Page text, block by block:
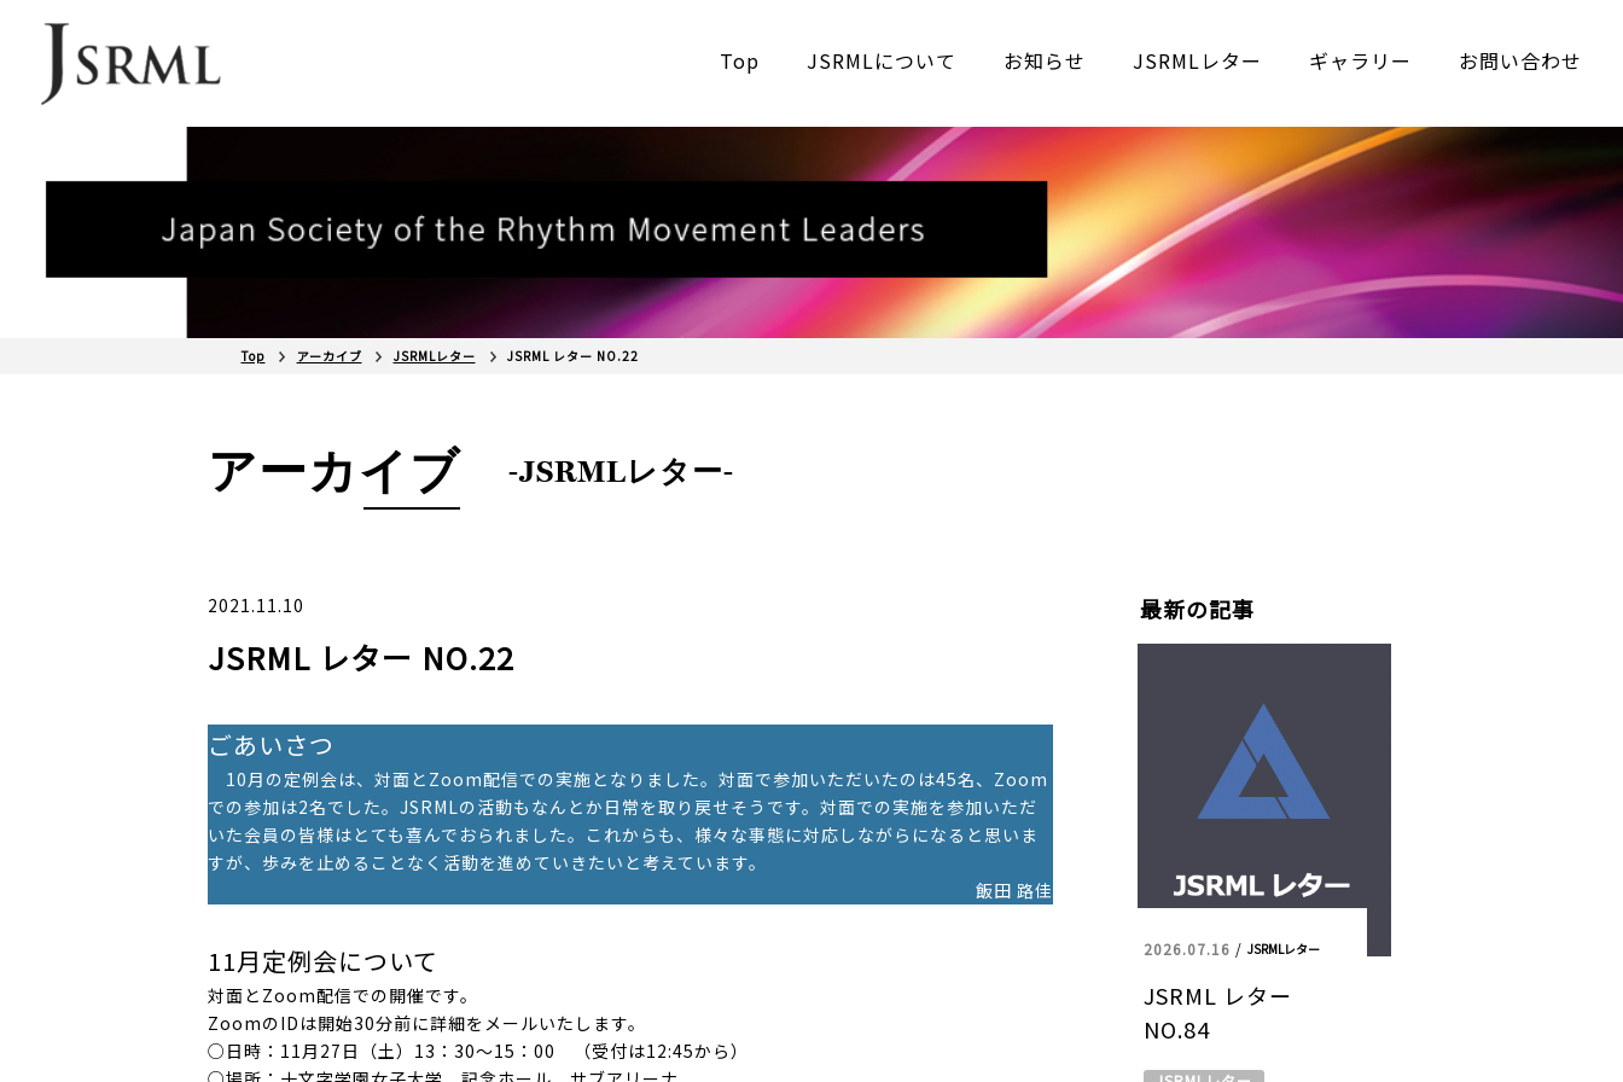
Top JSRMLについて お知らせ JSRMLレター ギャラリー お問い合わせ
Top アーカイブ JSRMLレター JSRML レター NO.22
アーカイブ -JSRMLレター-
2021.11.10
JSRML レター NO.22
ごあいさつ
10月の定例会は、対面とZoom配信での実施となりました。対面で参加いただいたのは45名、Zoom
での参加は2名でした。JSRMLの活動もなんとか日常を取り戻せそうです。対面での実施を参加いただ
いた会員の皆様はとても喜んでおられました。これからも、様々な事態に対応しながらになると思いま
すが、歩みを止めることなく活動を進めていきたいと考えています。
飯田 路佳
11月定例会について
対面とZoom配信での開催です。
ZoomのIDは開始30分前に詳細をメールいたします。
○日時：11月27日（土）13：30～15：00 （受付は12:45から）
最新の記事
2026.07.16 / JSRMLレター
JSRML レター
NO.84